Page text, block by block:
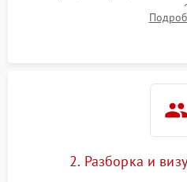
подсветки и индикаторов
источников сигнала для
2. Разборка и